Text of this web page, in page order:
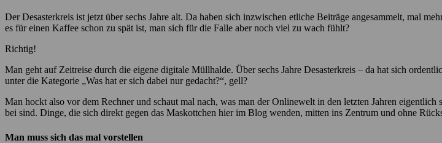
Der Desasterkreis ist jetzt über sechs Jahre alt. Da haben sich inzwischen etliche Beiträge angesammelt, mal
es für einen Kaffee schon zu spät ist, man sich für die Falle aber noch viel zu wach fühlt?
Richtig!
Man geht auf Zeitreise durch die eigene digitale Müllhalde. Über sechs Jahre Desasterkreis – da hat sich
unter die Kategorie „Was hat er sich dabei nur gedacht?“, gell?
Man hockt also vor dem Rechner und schaut mal nach, was man der Onlinewelt in den letzten Jahren
bei sind. Dinge, die sich direkt gegen das Maskottchen hier im Blog wenden, mitten ins Zentrum und ohne
Man muss sich das mal vorstellen